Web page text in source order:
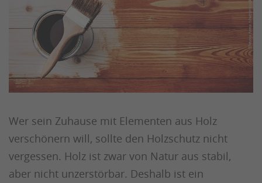
Wer sein Zuhause mit Elementen aus Holz
verschönern will, sollte den Holzschutz nicht
vergessen. Holz ist zwar von Natur aus stabil,
aber nicht unzerstörbar. Deshalb ist ein